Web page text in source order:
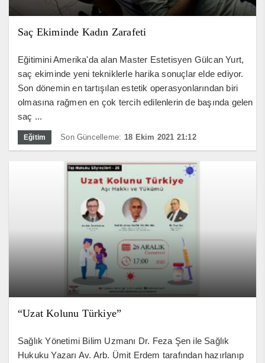
Saç Ekiminde Kadın Zarafeti
Eğitimini Amerika'da alan Master Estetisyen Gülcan Yurt,
saç ekiminde yeni tekniklerle harika sonuçlar elde ediyor.
Son dönemin en tartışılan estetik operasyonlarından biri
olmasına rağmen en çok tercih edilenlerin de başında gelen
saç ...
Eğitim Son Güncelleme: 18 Ekim 2021 21:12
“Uzat Kolunu Türkiye”
Sağlık Yönetimi Bilim Uzmanı Dr. Feza Şen ile Sağlık
Hukuku Yazarı Av. Arb. Ümit Erdem tarafından hazırlanıp